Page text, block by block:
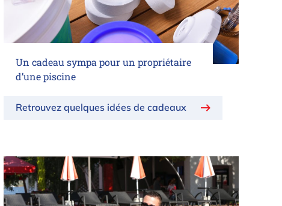
Un cadeau sympa pour un propriétaire
d’une piscine
Retrouvez quelques idées de cadeaux